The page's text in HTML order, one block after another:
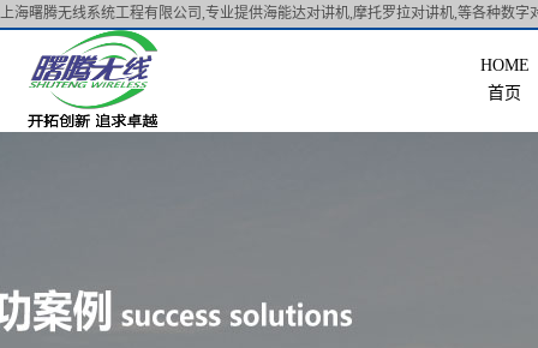
上海曙腾无线系统工程有限公司,专业提供海能达对讲机,摩托罗拉对讲机,等各种数字
首页